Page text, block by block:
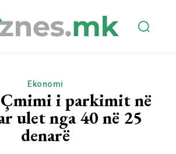
Ekonomi
i parkimit në
ulet nga 40 në 25
denarë